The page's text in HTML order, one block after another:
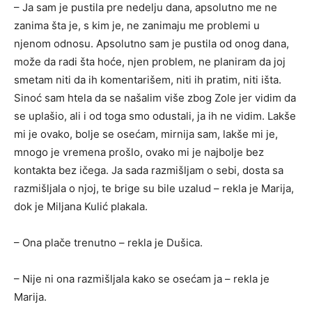
– Ja sam je pustila pre nedelju dana, apsolutno me ne
zanima šta je, s kim je, ne zanimaju me problemi u
njenom odnosu. Apsolutno sam je pustila od onog dana,
može da radi šta hoće, njen problem, ne planiram da joj
smetam niti da ih komentarišem, niti ih pratim, niti išta.
Sinoć sam htela da se našalim više zbog Zole jer vidim da
se uplašio, ali i od toga smo odustali, ja ih ne vidim. Lakše
mi je ovako, bolje se osećam, mirnija sam, lakše mi je,
mnogo je vremena prošlo, ovako mi je najbolje bez
kontakta bez ičega. Ja sada razmišljam o sebi, dosta sa
razmišljala o njoj, te brige su bile uzalud – rekla je Marija,
dok je Miljana Kulić plakala.
– Ona plače trenutno – rekla je Dušica.
– Nije ni ona razmišljala kako se osećam ja – rekla je
Marija.